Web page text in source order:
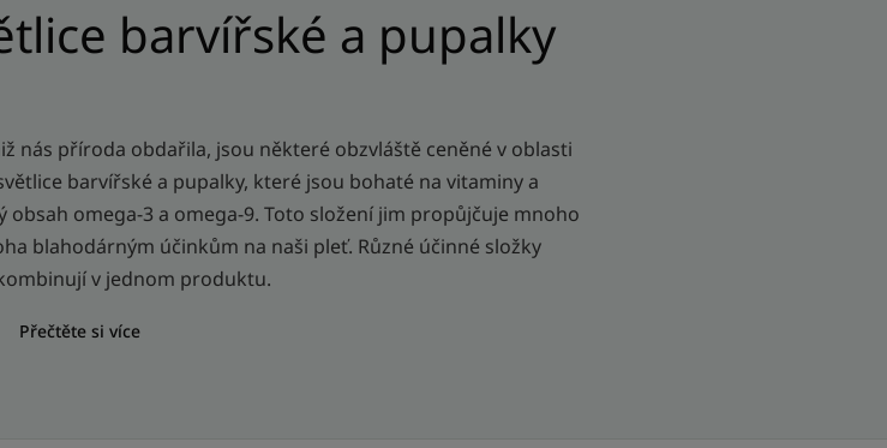
barvířské a pupalky
nás příroda obdařila, jsou některé obzvláště ceněné v oblasti
barvířské a pupalky, které jsou bohaté na vitaminy a
obsah omega-3 a omega-9. Toto složení jim propůjčuje mnoho
blahodárným účinkům na naši pleť. Různé účinné složky
v jednom produktu.
Přečtěte si více